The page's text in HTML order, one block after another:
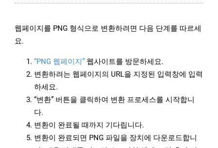
웹페이지를 PNG 형식으로 변환하려면 다음 단계를 따르세
요.
“PNG 웹페이지” 웹사이트를 방문하세요.
변환하려는 웹페이지의 URL을 지정된 입력창에 입력
하세요.
“변환” 버튼을 클릭하여 변환 프로세스를 시작합니
다.
변환이 완료될 때까지 기다립니다.
변환이 완료되면 PNG 파일을 장치에 다운로드합니